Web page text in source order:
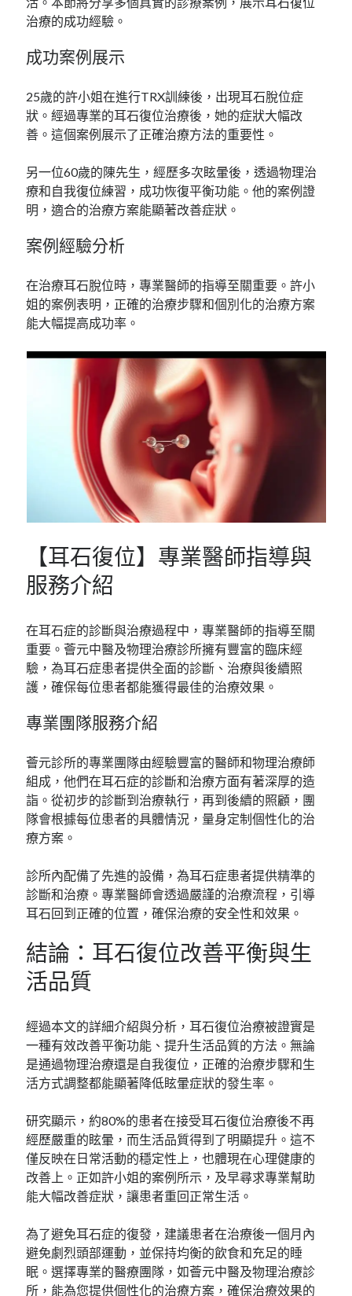
治療的成功經驗。
成功案例展示
25歲的許小姐在進行TRX訓練後，出現耳石脫位症
狀。經過專業的耳石復位治療後，她的症狀大幅改
善。這個案例展示了正確治療方法的重要性。
另一位60歲的陳先生，經歷多次眩暈後，透過物理治
療和自我復位練習，成功恢復平衡功能。他的案例證
明，適合的治療方案能顯著改善症狀。
案例經驗分析
在治療耳石脫位時，專業醫師的指導至關重要。許小
姐的案例表明，正確的治療步驟和個別化的治療方案
能大幅提高成功率。
【耳石復位】專業醫師指導與
服務介紹
在耳石症的診斷與治療過程中，專業醫師的指導至關
重要。薈元中醫及物理治療診所擁有豐富的臨床經
驗，為耳石症患者提供全面的診斷、治療與後續照
護，確保每位患者都能獲得最佳的治療效果。
專業團隊服務介紹
薈元診所的專業團隊由經驗豐富的醫師和物理治療師
組成，他們在耳石症的診斷和治療方面有著深厚的造
詣。從初步的診斷到治療執行，再到後續的照顧，團
隊會根據每位患者的具體情況，量身定制個性化的治
療方案。
診所內配備了先進的設備，為耳石症患者提供精準的
診斷和治療。專業醫師會透過嚴謹的治療流程，引導
耳石回到正確的位置，確保治療的安全性和效果。
結論：耳石復位改善平衡與生
活品質
經過本文的詳細介紹與分析，耳石復位治療被證實是
一種有效改善平衡功能、提升生活品質的方法。無論
是通過物理治療還是自我復位，正確的治療步驟和生
活方式調整都能顯著降低眩暈症狀的發生率。
研究顯示，約80%的患者在接受耳石復位治療後不再
經歷嚴重的眩暈，而生活品質得到了明顯提升。這不
僅反映在日常活動的穩定性上，也體現在心理健康的
改善上。正如許小姐的案例所示，及早尋求專業幫助
能大幅改善症狀，讓患者重回正常生活。
為了避免耳石症的復發，建議患者在治療後一個月內
避免劇烈頭部運動，並保持均衡的飲食和充足的睡
眠。選擇專業的醫療團隊，如薈元中醫及物理治療診
所，能為您提供個性化的治療方案，確保治療效果的